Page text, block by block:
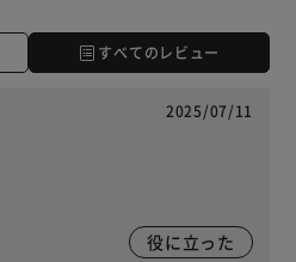
すべてのレビュー
2025/07/11
役に立った